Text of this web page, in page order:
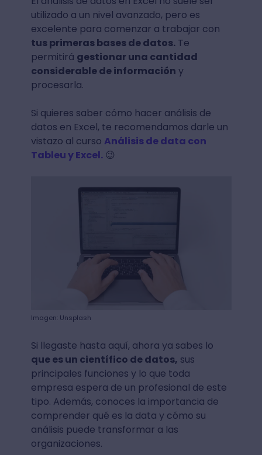
utilizado a un nivel avanzado, pero es
excelente para comenzar a trabajar con
tus primeras bases de datos.Te
permitirá gestionar una cantidad
considerable de información y
procesarla.
Si quieres saber cómo hacer análisis de
datos en Excel, te recomendamos darle un
vistazo al curso Análisis de data con
Tableu y Excel.😉
Imagen: Unsplash
Si llegaste hasta aquí, ahora ya sabes lo
que es un científico de datos, sus
principales funciones y lo que toda
empresa espera de un profesional de este
tipo. Además, conoces la importancia de
comprender qué es la data y cómo su
análisis puede transformar a las
organizaciones.